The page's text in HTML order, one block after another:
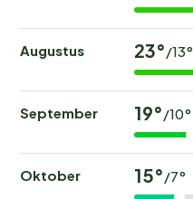
Augustus 23° /13°
September 19° /10°
Oktober 15° /7°